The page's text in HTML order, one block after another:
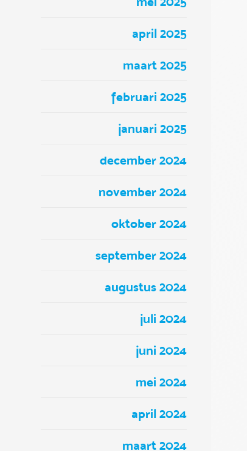
april 2025
maart 2025
februari 2025
januari 2025
december 2024
november 2024
oktober 2024
september 2024
augustus 2024
juli 2024
juni 2024
mei 2024
april 2024
maart 2024